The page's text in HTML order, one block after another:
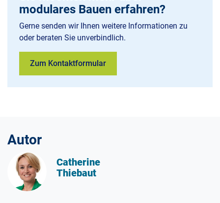
modulares Bauen erfahren?
Gerne senden wir Ihnen weitere Informationen zu
oder beraten Sie unverbindlich.
Zum Kontaktformular
Autor
Catherine
Thiebaut